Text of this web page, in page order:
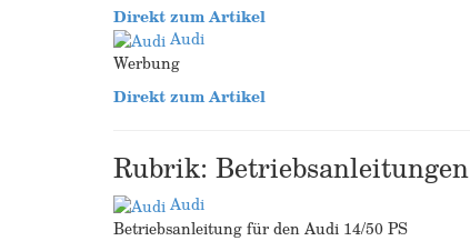
Direkt zum Artikel
Audi
Werbung
Direkt zum Artikel
Rubrik: Betriebsanleitungen
Audi
Betriebsanleitung für den Audi 14/50 PS